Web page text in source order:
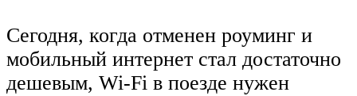
Сегодня, когда отменен роуминг и
мобильный интернет стал достаточно
дешевым, Wi-Fi в поезде нужен